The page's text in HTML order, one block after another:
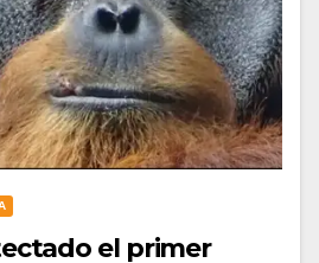
el primer